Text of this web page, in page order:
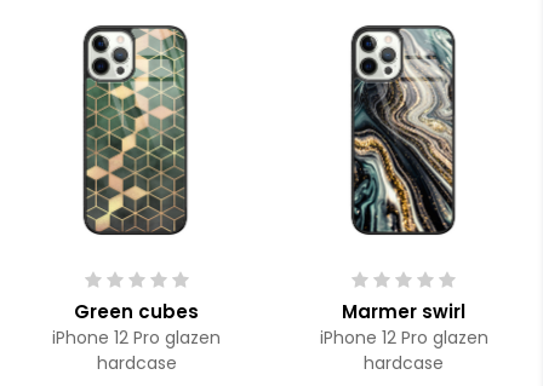
Green cubes
iPhone 12 Pro glazen
hardcase
Marmer swirl
iPhone 12 Pro glazen
hardcase